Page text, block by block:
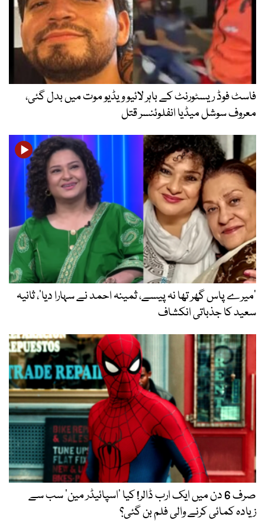
فاسٹ فوڈ ریسٹورنٹ کے باہر لائیو ویڈیو موت میں بدل گئی،
معروف سوشل میڈیا انفلوئنسر قتل
’میرے پاس گھر تھا نہ پیسے، ثمینہ احمد نے سہارا دیا‘، ثانیہ
سعید کا جذباتی انکشاف
صرف 6 دن میں ایک ارب ڈالر! کیا ’اسپائیڈر مین‘ سب سے
زیادہ کمائی کرنے والی فلم بن گئی؟